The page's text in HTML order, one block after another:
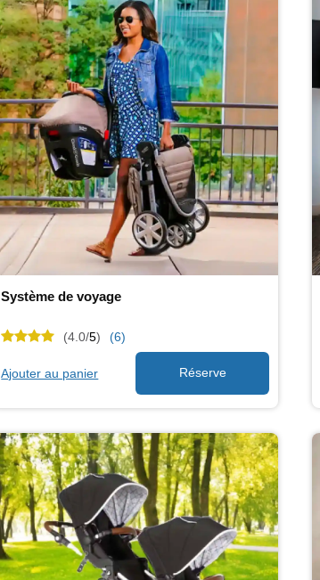
Système de voyage
(4.0/5) (6)
Ajouter au panier